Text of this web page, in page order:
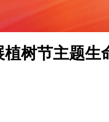
树节主题生